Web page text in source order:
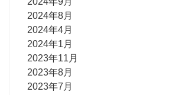
2024年8月
2024年4月
2024年1月
2023年11月
2023年8月
2023年7月